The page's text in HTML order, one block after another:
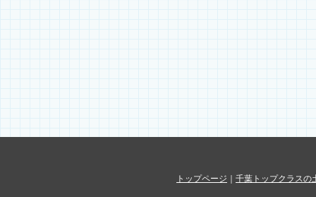
トップページ 千葉トップクラスの